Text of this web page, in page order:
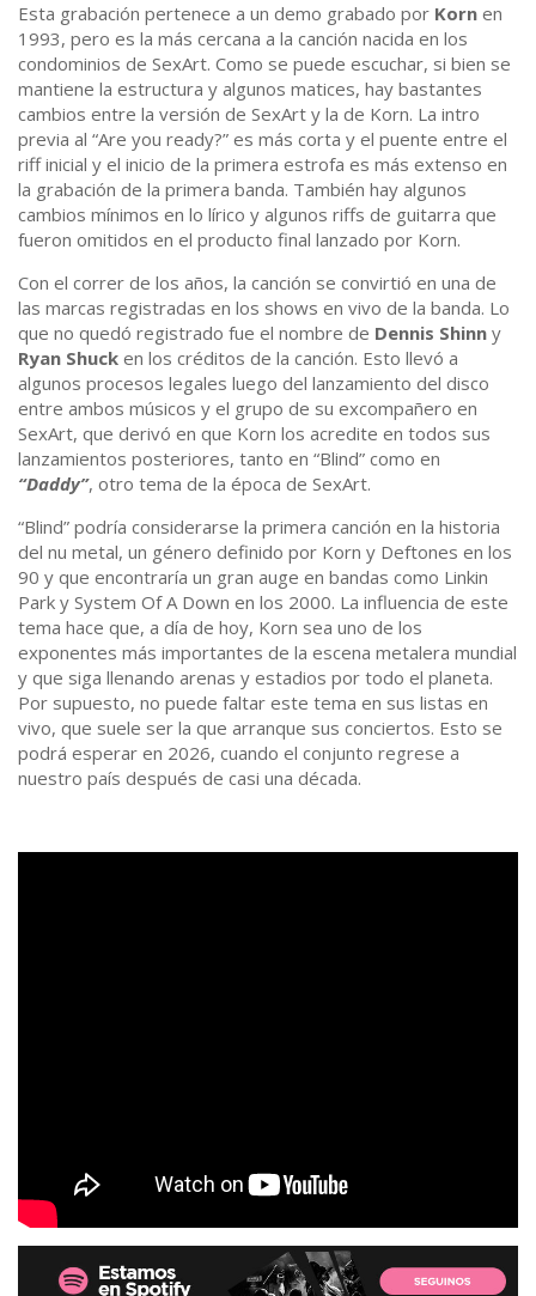
Esta grabación pertenece a un demo grabado por Korn en
1993, pero es la más cercana a la canción nacida en los
condominios de SexArt. Como se puede escuchar, si bien se
mantiene la estructura y algunos matices, hay bastantes
cambios entre la versión de SexArt y la de Korn. La intro
previa al “Are you ready?” es más corta y el puente entre el
riff inicial y el inicio de la primera estrofa es más extenso en
la grabación de la primera banda. También hay algunos
cambios mínimos en lo lírico y algunos riffs de guitarra que
fueron omitidos en el producto final lanzado por Korn.
Con el correr de los años, la canción se convirtió en una de
las marcas registradas en los shows en vivo de la banda. Lo
que no quedó registrado fue el nombre de Dennis Shinn y
Ryan Shuck en los créditos de la canción. Esto llevó a
algunos procesos legales luego del lanzamiento del disco
entre ambos músicos y el grupo de su excompañero en
SexArt, que derivó en que Korn los acredite en todos sus
lanzamientos posteriores, tanto en “Blind” como en
“Daddy”, otro tema de la época de SexArt.
“Blind” podría considerarse la primera canción en la historia
del nu metal, un género definido por Korn y Deftones en los
90 y que encontraría un gran auge en bandas como Linkin
Park y System Of A Down en los 2000. La influencia de este
tema hace que, a día de hoy, Korn sea uno de los
exponentes más importantes de la escena metalera mundial
y que siga llenando arenas y estadios por todo el planeta.
Por supuesto, no puede faltar este tema en sus listas en
vivo, que suele ser la que arranque sus conciertos. Esto se
podrá esperar en 2026, cuando el conjunto regrese a
nuestro país después de casi una década.